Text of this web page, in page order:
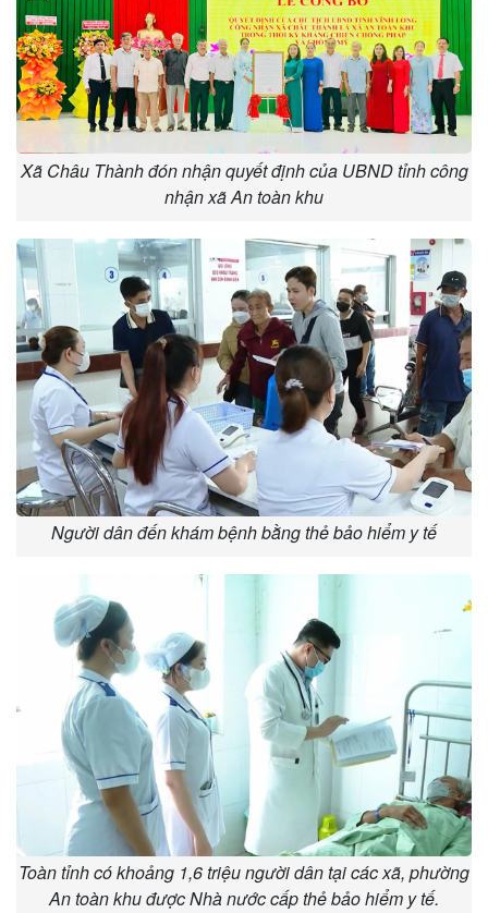
Xã Châu Thành đón nhận quyết định của UBND tỉnh công
nhận xã An toàn khu
Người dân đến khám bệnh bằng thẻ bảo hiểm y tế
Toàn tỉnh có khoảng 1,6 triệu người dân tại các xã, phường
An toàn khu được Nhà nước cấp thẻ bảo hiểm y tế.